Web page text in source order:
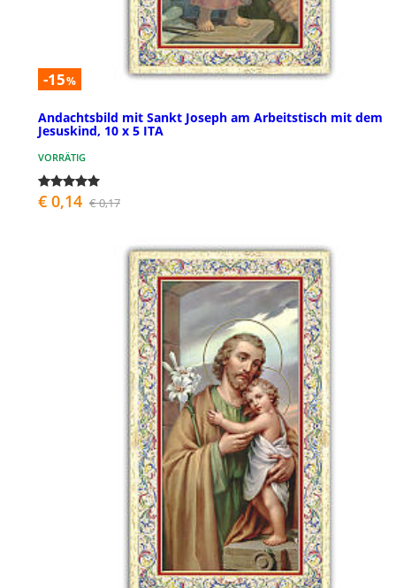
-15%
Andachtsbild mit Sankt Joseph am Arbeitstisch mit dem
Jesuskind, 10 x 5 ITA
VORRÄTIG
€ 0,14 € 0,17